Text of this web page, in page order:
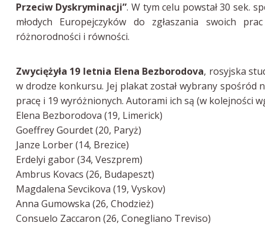
Przeciw Dyskryminacji”. W tym celu powstał 30 sek.
młodych Europejczyków do zgłaszania swoich
różnorodności i równości.
Zwyciężyła 19 letnia Elena Bezborodova, rosyjska
w drodze konkursu. Jej plakat został wybrany spośród
pracę i 19 wyróżnionych. Autorami ich są (w kolejności
Elena Bezborodova (19, Limerick)
Goeffrey Gourdet (20, Paryż)
Janze Lorber (14, Brezice)
Erdelyi gabor (34, Veszprem)
Ambrus Kovacs (26, Budapeszt)
Magdalena Sevcikova (19, Vyskov)
Anna Gumowska (26, Chodzież)
Consuelo Zaccaron (26, Conegliano Treviso)